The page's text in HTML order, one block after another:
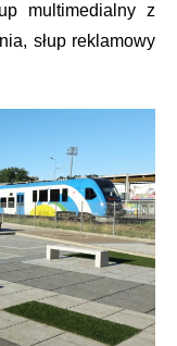
multimedialny z
słup reklamowy